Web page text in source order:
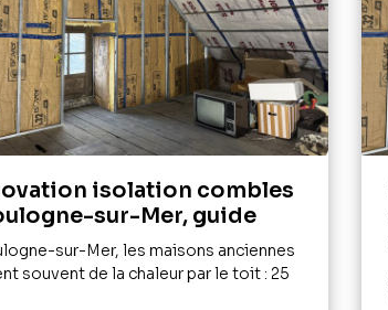
isolation combles
sur-Mer, guide
sur-Mer, les maisons anciennes
souvent de la chaleur par le toit : 25